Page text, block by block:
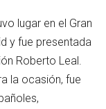
lugar en el Gran
y fue presentada
Roberto Leal.
la ocasión, fue